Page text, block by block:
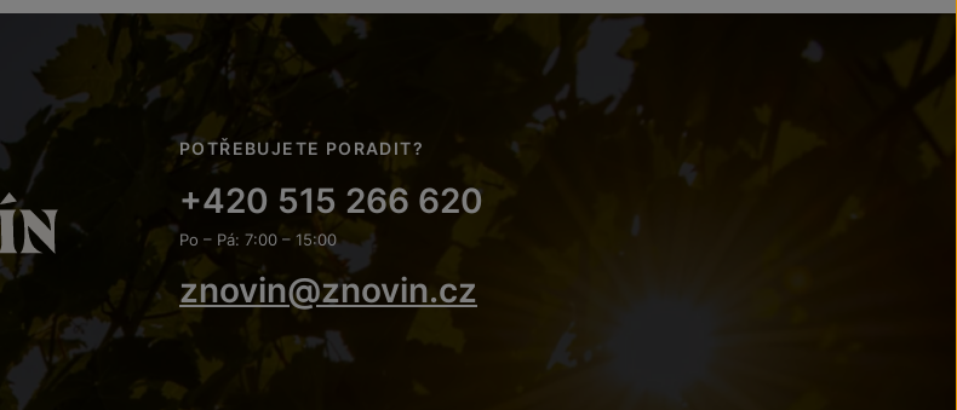
POTŘEBUJETE PORADIT?
+420 515 266 620
Po – Pá: 7:00 – 15:00
znovin@znovin.cz